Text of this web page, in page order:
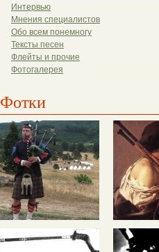
Интервью
Мнения специалистов
Обо всем понемногу
Тексты песен
Флейты и прочие
Фотогалерея
Фотки